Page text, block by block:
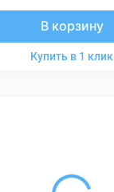
В корзину
Купить в 1 клик